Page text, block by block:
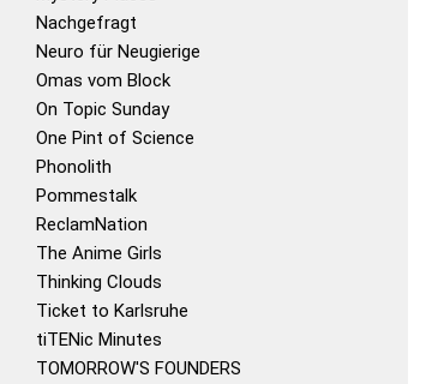
Nachgefragt
Neuro für Neugierige
Omas vom Block
On Topic Sunday
One Pint of Science
Phonolith
Pommestalk
ReclamNation
The Anime Girls
Thinking Clouds
Ticket to Karlsruhe
tiTENic Minutes
TOMORROW'S FOUNDERS